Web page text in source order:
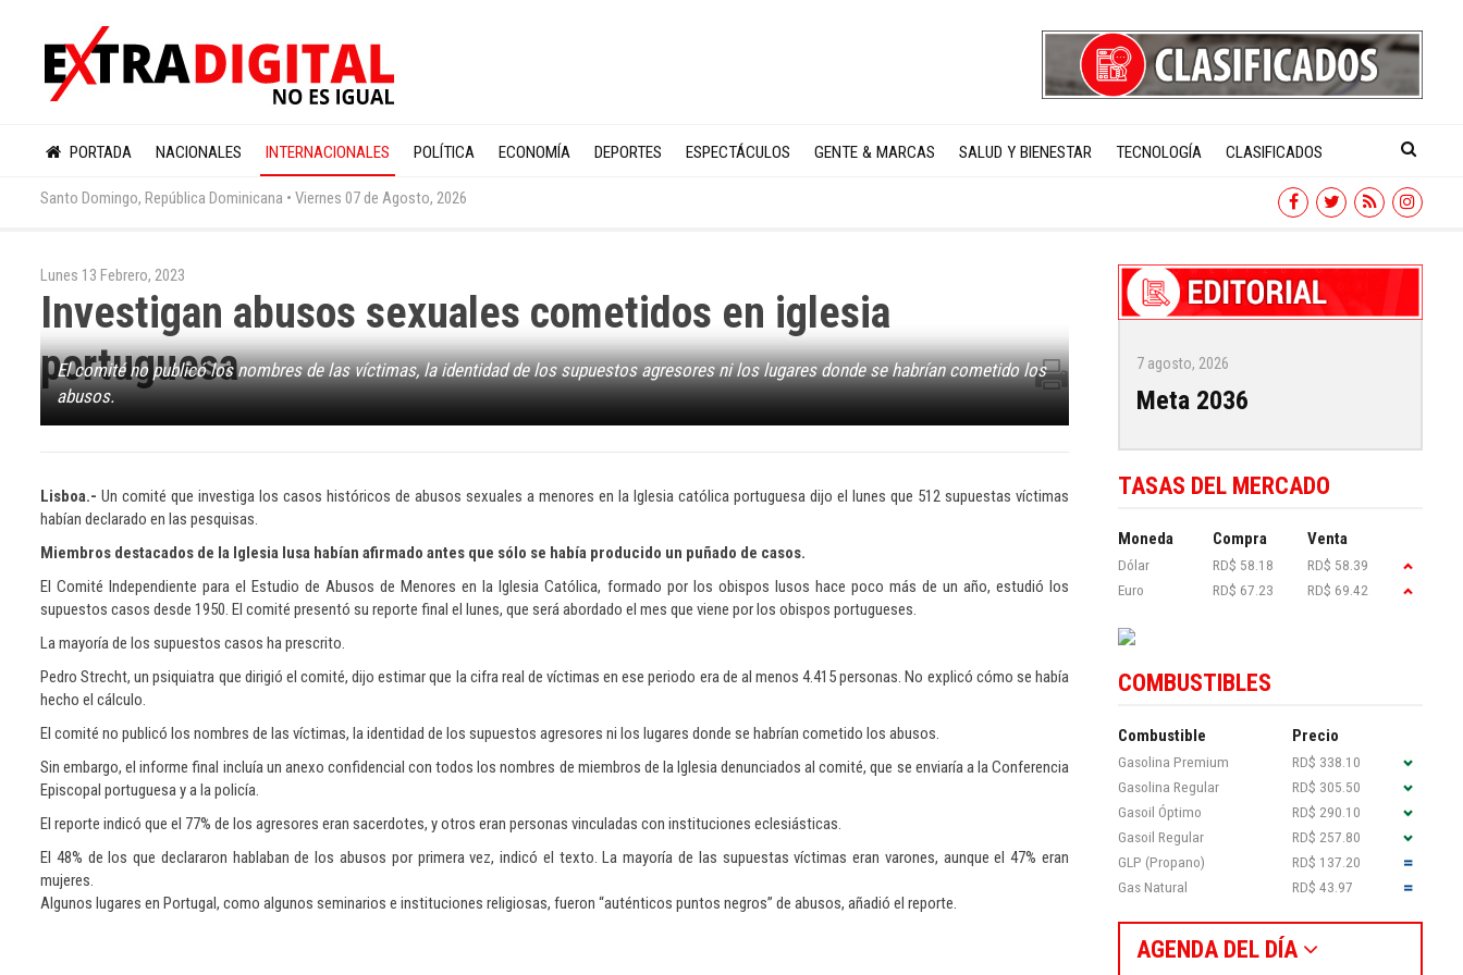
PORTADA NACIONALES INTERNACIONALES POLÍTICA ECONOMÍA DEPORTES ESPECTÁCULOS GENTE & MARCAS SALUD Y BIENESTAR TECNOLOGÍA CLASIFICADOS
Santo Domingo, República Dominicana • Viernes 07 de Agosto, 2026
Lunes 13 Febrero, 2023
Investigan abusos sexuales cometidos en iglesia
portuguesa
El comité no publicó los nombres de las víctimas, la identidad de los supuestos agresores ni los lugares donde se habrían cometido los
abusos.
Lisboa.- Un comité que investiga los casos históricos de abusos sexuales a menores en la Iglesia católica portuguesa dijo el lunes que 512 supuestas víctimas
habían declarado en las pesquisas.
Miembros destacados de la Iglesia lusa habían afirmado antes que sólo se había producido un puñado de casos.
El Comité Independiente para el Estudio de Abusos de Menores en la Iglesia Católica, formado por los obispos lusos hace poco más de un año, estudió los
supuestos casos desde 1950. El comité presentó su reporte final el lunes, que será abordado el mes que viene por los obispos portugueses.
La mayoría de los supuestos casos ha prescrito.
Pedro Strecht, un psiquiatra que dirigió el comité, dijo estimar que la cifra real de víctimas en ese periodo era de al menos 4.415 personas. No explicó cómo se había
hecho el cálculo.
El comité no publicó los nombres de las víctimas, la identidad de los supuestos agresores ni los lugares donde se habrían cometido los abusos.
Sin embargo, el informe final incluía un anexo confidencial con todos los nombres de miembros de la Iglesia denunciados al comité, que se enviaría a la Conferencia
Episcopal portuguesa y a la policía.
El reporte indicó que el 77% de los agresores eran sacerdotes, y otros eran personas vinculadas con instituciones eclesiásticas.
El 48% de los que declararon hablaban de los abusos por primera vez, indicó el texto. La mayoría de las supuestas víctimas eran varones, aunque el 47% eran
mujeres.
Algunos lugares en Portugal, como algunos seminarios e instituciones religiosas, fueron “auténticos puntos negros” de abusos, añadió el reporte.
7 agosto, 2026
Meta 2036
TASAS DEL MERCADO
Moneda Compra Venta
Dólar RD$ 58.18
RD$ 58.39
Euro
RD$ 67.23 RD$ 69.42
COMBUSTIBLES
Combustible Precio
Gasolina Premium
RD$ 338.10
Gasolina Regular
RD$ 305.50
Gasoil Óptimo
RD$ 290.10
Gasoil Regular
RD$ 257.80
GLP (Propano)
RD$ 137.20
Gas Natural
RD$ 43.97
AGENDA DEL DÍA